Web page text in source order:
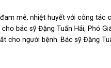
mê, nhiệt huyết với công
bác sỹ Đặng Tuấn Hải, Phó
cho người bệnh. Bác sỹ Đặng